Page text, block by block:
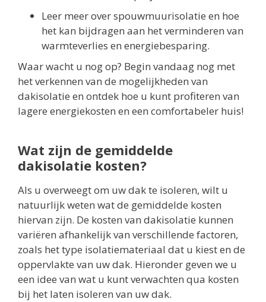
Leer meer over spouwmuurisolatie en hoe
het kan bijdragen aan het verminderen van
warmteverlies en energiebesparing.
Waar wacht u nog op? Begin vandaag nog met
het verkennen van de mogelijkheden van
dakisolatie en ontdek hoe u kunt profiteren van
lagere energiekosten en een comfortabeler huis!
Wat zijn de gemiddelde
dakisolatie kosten?
Als u overweegt om uw dak te isoleren, wilt u
natuurlijk weten wat de gemiddelde kosten
hiervan zijn. De kosten van dakisolatie kunnen
variëren afhankelijk van verschillende factoren,
zoals het type isolatiemateriaal dat u kiest en de
oppervlakte van uw dak. Hieronder geven we u
een idee van wat u kunt verwachten qua kosten
bij het laten isoleren van uw dak.